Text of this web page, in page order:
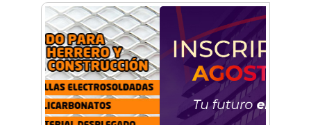
El día que Castelar creyó que Los Redondos
tocaban en el Club Argentino
Feria Conurbana: Resistencia Gráfica ante las
pantallas y lo intangible